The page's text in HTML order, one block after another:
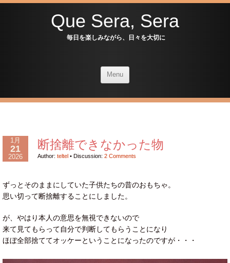
Que Sera, Sera
毎日を楽しみながら、日々を大切に
Menu
1月
21
2026
断捨離できなかった物
Author: teltel • Discussion: 2 Comments
ずっとそのままにしていた子供たちの昔のおもちゃ。
思い切って断捨離することにしました。
が、やはり本人の意思を無視できないので
来て見てもらって自分で判断してもらうことになり
ほぼ全部捨ててオッケーということになったのですが・・・